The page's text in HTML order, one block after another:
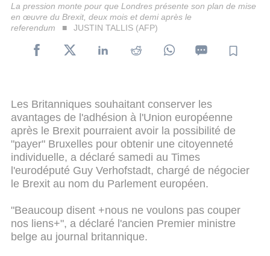
La pression monte pour que Londres présente son plan de mise
en œuvre du Brexit, deux mois et demi après le
referendum
JUSTIN TALLIS (AFP)
Les Britanniques souhaitant conserver les
avantages de l'adhésion à l'Union européenne
après le Brexit pourraient avoir la possibilité de
"payer" Bruxelles pour obtenir une citoyenneté
individuelle, a déclaré samedi au Times
l'eurodéputé Guy Verhofstadt, chargé de négocier
le Brexit au nom du Parlement européen.
"Beaucoup disent +nous ne voulons pas couper
nos liens+", a déclaré l'ancien Premier ministre
belge au journal britannique.